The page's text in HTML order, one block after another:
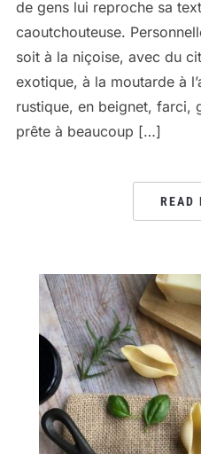
de gens lui reproche sa
caoutchouteuse.
soit à la niçoise, avec du
exotique, à la moutarde à
rustique, en beignet, farci,
prête à beaucoup […]
READ